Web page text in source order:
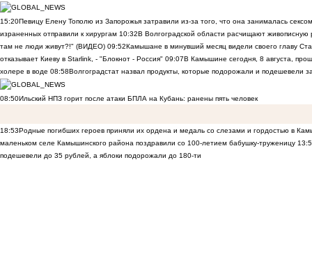
15:20Певицу Елену Тополю из Запорожья затравили из-за того, что она занималась
израненных отправили к хирургам 10:32В Волгоградской области расчищают
там не люди живут?!" (ВИДЕО) 09:52Камышане в минувший месяц видели своего главу
отказывает Киеву в Starlink, - "Блокнот - Россия" 09:07В Камышине сегодня, 8 августа,
холере в воде 08:58Волгоградстат назвал продукты, которые подорожали и подешевели
08:50Ильский НПЗ горит после атаки БПЛА на Кубань: ранены пять человек
18:53Родные погибших героев приняли их ордена и медаль со слезами и гордостью в
маленьком селе Камышинского района поздравили со 100-летием бабушку-труженицу
подешевели до 35 рублей, а яблоки подорожали до 180-ти